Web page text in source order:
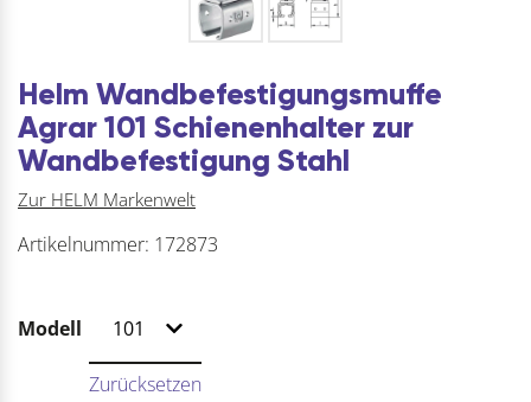
Helm Wandbefestigungsmuffe
Agrar 101 Schienenhalter zur
Wandbefestigung Stahl
Zur HELM Markenwelt
Artikelnummer: 172873
Modell
Zurücksetzen